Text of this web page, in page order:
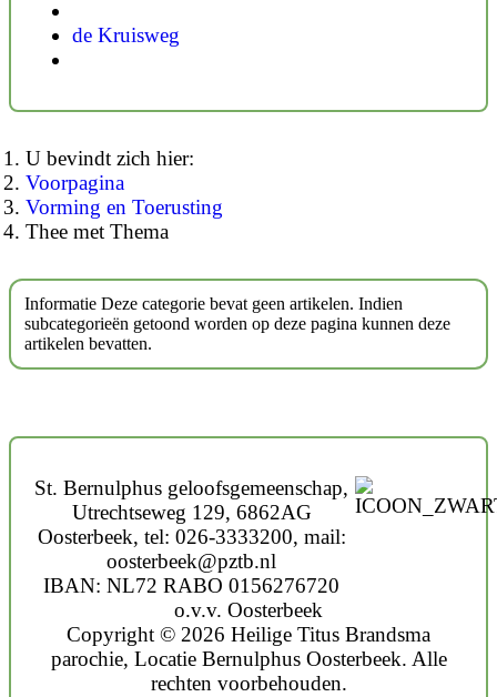
de Kruisweg
U bevindt zich hier:
Voorpagina
Vorming en Toerusting
Thee met Thema
Informatie Deze categorie bevat geen artikelen. Indien
subcategorieën getoond worden op deze pagina kunnen deze
artikelen bevatten.
St. Bernulphus geloofsgemeenschap,
Utrechtseweg 129, 6862AG
Oosterbeek, tel: 026-3333200, mail:
oosterbeek@pztb.nl
IBAN: NL72 RABO 0156276720
o.v.v. Oosterbeek
Copyright © 2026 Heilige Titus Brandsma
parochie, Locatie Bernulphus Oosterbeek. Alle
rechten voorbehouden.